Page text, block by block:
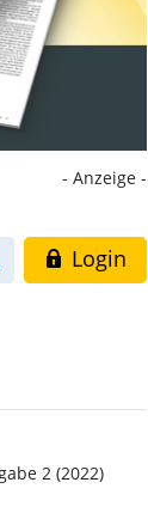
- Anzeige -
Login
2 (2022)